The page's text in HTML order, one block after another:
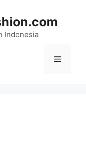
Indonesia
Menu